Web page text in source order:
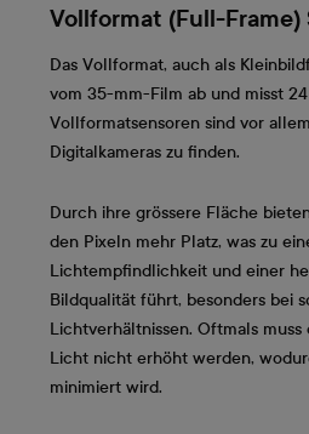
Vollformat (Full-Frame)
Das Vollformat, auch als
vom 35-mm-Film ab und misst
Vollformatsensoren sind vor
Digitalkameras zu finden.
Durch ihre grössere Fläche
den Pixeln mehr Platz, was zu
Lichtempfindlichkeit und einer
Bildqualität führt, besonders bei
Lichtverhältnissen. Oftmals
Licht nicht erhöht werden,
minimiert wird.